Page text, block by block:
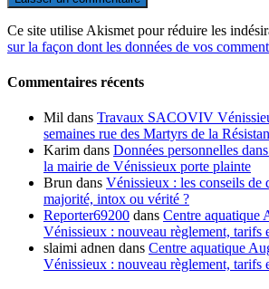
Ce site utilise Akismet pour réduire les
sur la façon dont les données de vos
Commentaires récents
Mil dans Travaux SACOVIV
semaines rue des Martyrs de la
Karim dans Données personnelles
la mairie de Vénissieux porte plainte
Brun dans Vénissieux : les conseils de
majorité, intox ou vérité ?
Reporter69200 dans Centre aquatique
Vénissieux : nouveau règlement, tarifs
slaimi adnen dans Centre aquatique
Vénissieux : nouveau règlement, tarifs